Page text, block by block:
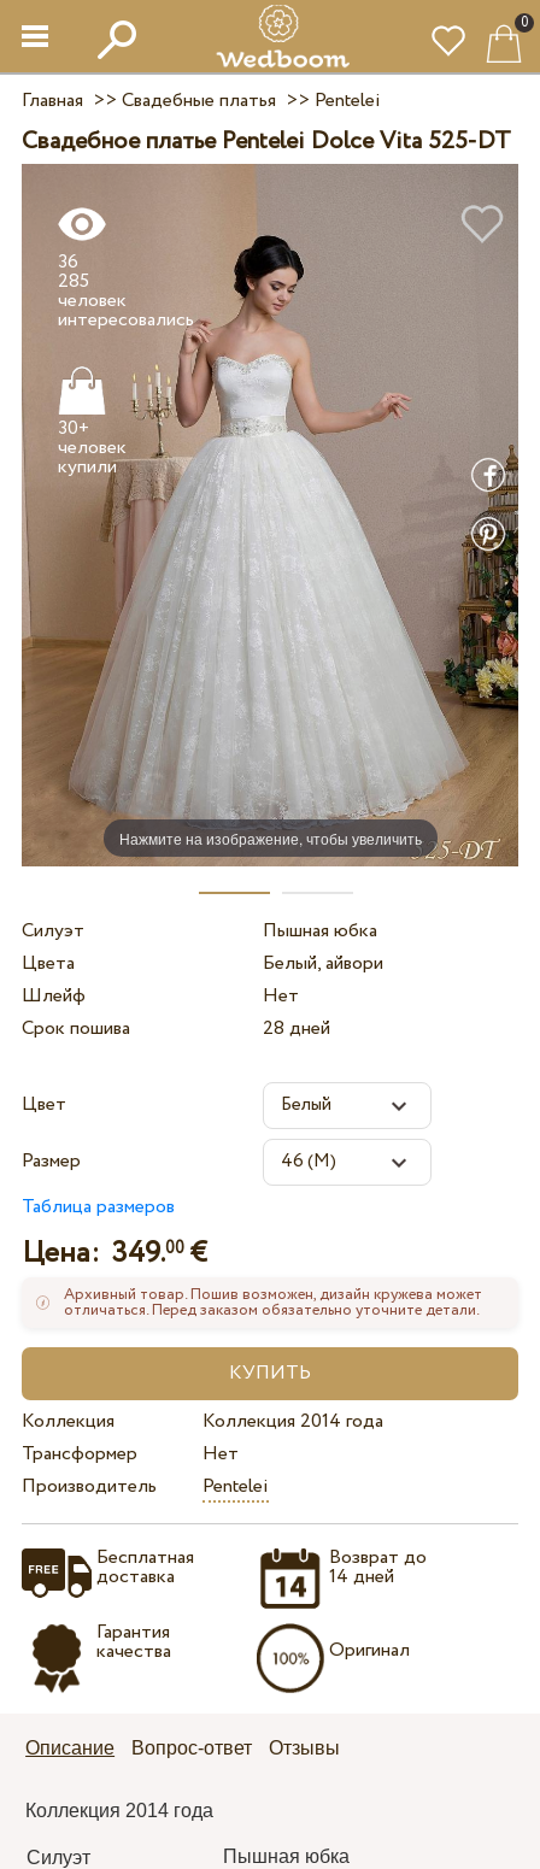
0
Главная >> Свадебные платья >> Pentelei
Свадебное платье Pentelei Dolce Vita 525-DT
Нажмите на изображение, чтобы увеличить
36
285
человек
интересовались
30+
человек
купили
Силуэт
Пышная юбка
Цвета
Белый, айвори
Шлейф
Нет
Срок пошива
28 дней
Цвет
Размер
Таблица размеров
Цена: 349.00€
Архивный товар. Пошив возможен, дизайн кружева может
отличаться. Перед заказом обязательно уточните детали.
Коллекция
Коллекция 2014 года
Трансформер
Нет
Производитель
Pentelei
Бесплатная
доставка
Гарантия
качества
Возврат до
14 дней
Оригинал
Описание Вопрос-ответ Отзывы
Коллекция 2014 года
Силуэт
Пышная юбка